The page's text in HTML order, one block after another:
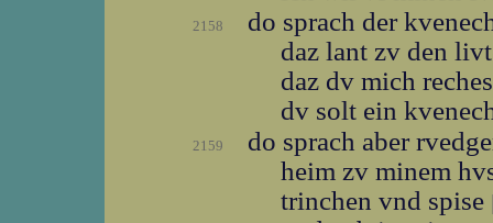
2158
do sprach der
daz lant zv den
daz dv mich
dv solt ein
2159
do sprach aber
heim zv minem
trinchen vnd spise